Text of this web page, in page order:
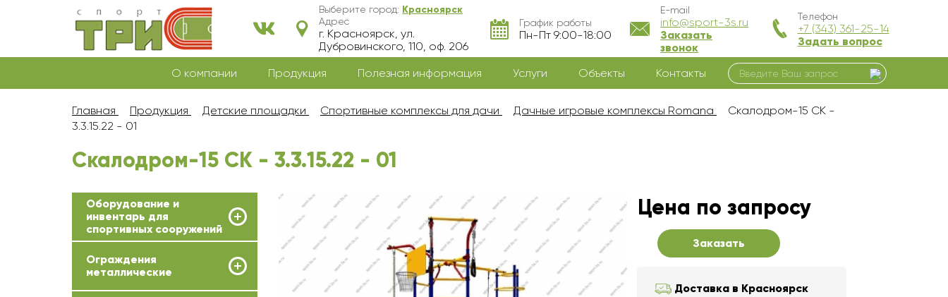
Выберите город: Красноярск
Адрес
г. Красноярск, ул.
Дубровинского, 110, оф. 206
График работы
Пн-Пт 9:00-18:00
E-mail
info@sport-3s.ru
Заказать
звонок
Телефон
+7 (343) 361-25-14
Задать вопрос
О компании Продукция Полезная информация Услуги Объекты Контакты
Главная Продукция Детские площадки Спортивные комплексы для дачи Дачные игровые комплексы Romana
Скалодром-15 СК -
3.3.15.22 - 01
Скалодром-15 СК - 3.3.15.22 - 01
Оборудование и
инвентарь для
спортивных сооружений
Ограждения
металлические
Цена по запросу
Заказать
Доставка в Красноярск